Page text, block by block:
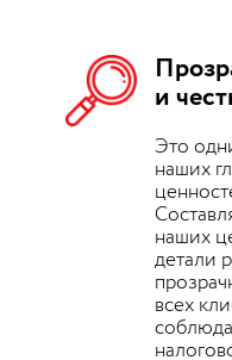
и
Это
наших
наших
детали
всех